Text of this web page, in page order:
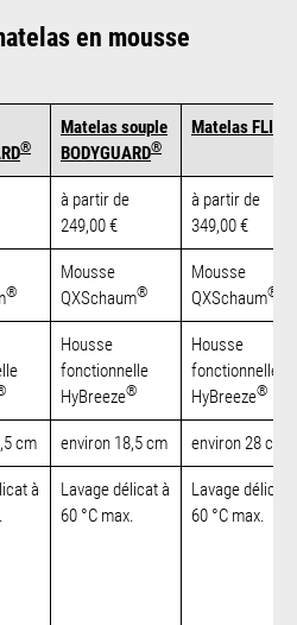
en mousse
®
Matelas souple
BODYGUARD®
Matelas FLIP
à partir de
249,00 €
à partir de
349,00 €
®
Mousse
QXSchaum®
Mousse
QXSchaum®
Housse
fonctionnelle
HyBreeze®
Housse
fonctionnelle
HyBreeze®
cm environ 18,5 cm environ 28 cm
à
Lavage délicat à
60 °C max.
Lavage délicat
60 °C max.